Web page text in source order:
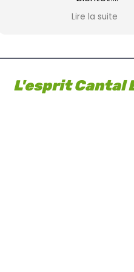
La famille Cornu
Lire la suite
L'esprit Cantal